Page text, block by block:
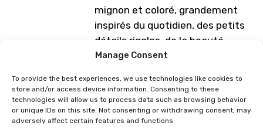
Manage Consent
To provide the best experiences, we use technologies like cookies to
store and/or access device information. Consenting to these
technologies will allow us to process data such as browsing behavior
or unique IDs on this site. Not consenting or withdrawing consent, may
adversely affect certain features and functions.
mignon et coloré, grandement
inspirés du quotidien, des petits
détails rigolos, de la beauté
des paysages, et d’un brin de pop
dans mes illustrations les
aventures de ces petits chats
qui, je l’espère, vibreront avec